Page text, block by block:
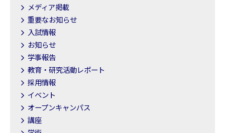
メディア掲載
重要なお知らせ
入試情報
お知らせ
学事報告
教育・研究活動レポート
採用情報
イベント
オープンキャンパス
講座